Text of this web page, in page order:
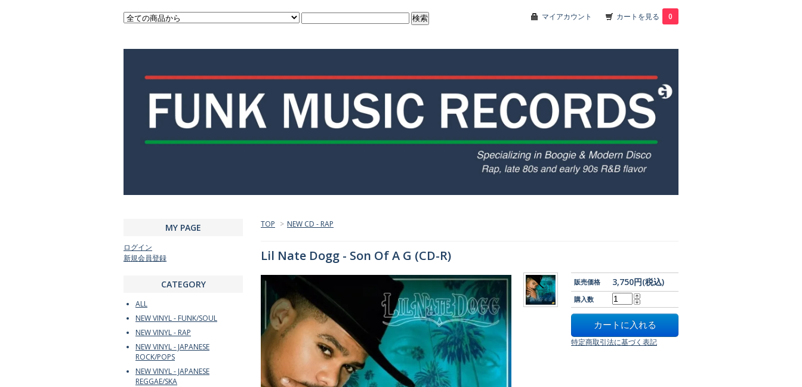
マイアカウント カートを見る 0
TOP > NEW CD - RAP
Lil Nate Dogg - Son Of A G (CD-R)
販売価格 3,750円(税込)
購入数
特定商取引法に基づく表記
MY PAGE
ログイン
新規会員登録
CATEGORY
ALL
NEW VINYL - FUNK/SOUL
NEW VINYL - RAP
NEW VINYL - JAPANESE
ROCK/POPS
NEW VINYL - JAPANESE
REGGAE/SKA